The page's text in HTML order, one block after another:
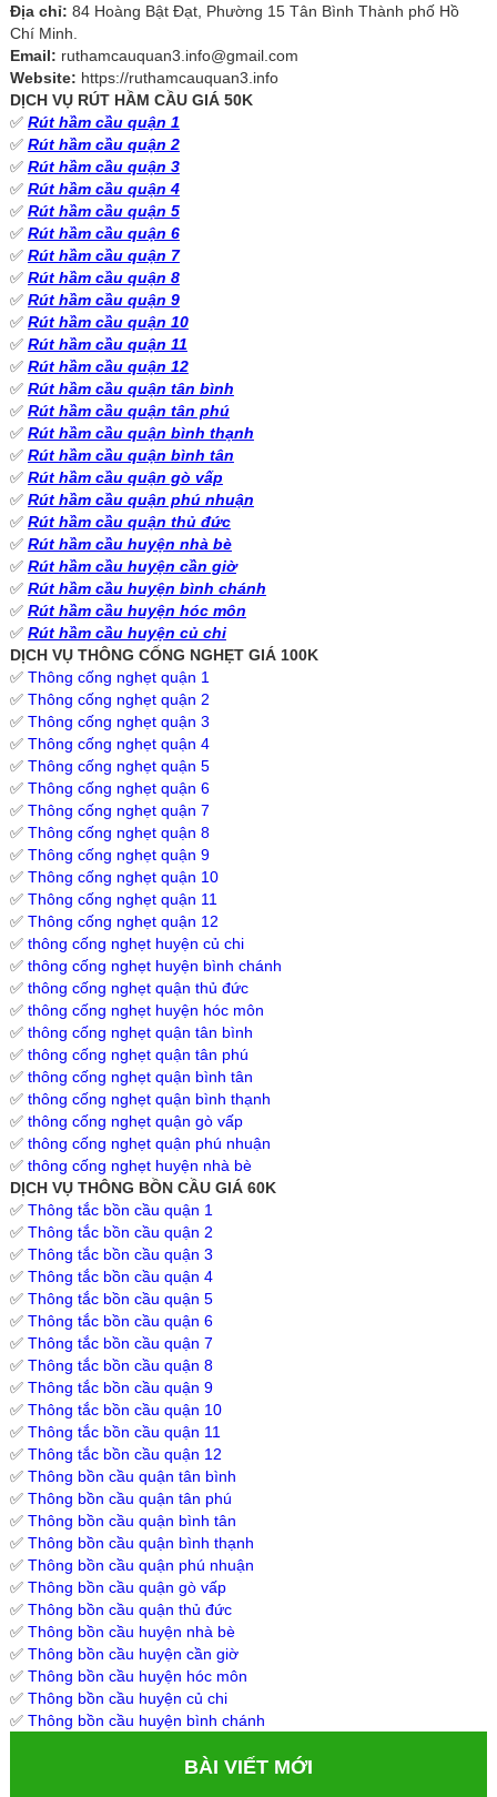
Địa chỉ: 84 Hoàng Bật Đạt, Phường 15 Tân Bình Thành phố Hồ
Chí Minh.
Email: ruthamcauquan3.info@gmail.com
Website: https://ruthamcauquan3.info
DỊCH VỤ RÚT HẦM CẦU GIÁ 50K
✅ Rút hầm cầu quận 1
✅ Rút hầm cầu quận 2
✅ Rút hầm cầu quận 3
✅ Rút hầm cầu quận 4
✅ Rút hầm cầu quận 5
✅ Rút hầm cầu quận 6
✅ Rút hầm cầu quận 7
✅ Rút hầm cầu quận 8
✅ Rút hầm cầu quận 9
✅ Rút hầm cầu quận 10
✅ Rút hầm cầu quận 11
✅ Rút hầm cầu quận 12
✅ Rút hầm cầu quận tân bình
✅ Rút hầm cầu quận tân phú
✅ Rút hầm cầu quận bình thạnh
✅ Rút hầm cầu quận bình tân
✅ Rút hầm cầu quận gò vấp
✅ Rút hầm cầu quận phú nhuận
✅ Rút hầm cầu quận thủ đức
✅ Rút hầm cầu huyện nhà bè
✅ Rút hầm cầu huyện cần giờ
✅ Rút hầm cầu huyện bình chánh
✅ Rút hầm cầu huyện hóc môn
✅ Rút hầm cầu huyện củ chi
DỊCH VỤ THÔNG CỐNG NGHẸT GIÁ 100K
✅ Thông cống nghẹt quận 1
✅ Thông cống nghẹt quận 2
✅ Thông cống nghẹt quận 3
✅ Thông cống nghẹt quận 4
✅ Thông cống nghẹt quận 5
✅ Thông cống nghẹt quận 6
✅ Thông cống nghẹt quận 7
✅ Thông cống nghẹt quận 8
✅ Thông cống nghẹt quận 9
✅ Thông cống nghẹt quận 10
✅ Thông cống nghẹt quận 11
✅ Thông cống nghẹt quận 12
✅ thông cống nghẹt huyện củ chi
✅ thông cống nghẹt huyện bình chánh
✅ thông cống nghẹt quận thủ đức
✅ thông cống nghẹt huyện hóc môn
✅ thông cống nghẹt quận tân bình
✅ thông cống nghẹt quận tân phú
✅ thông cống nghẹt quận bình tân
✅ thông cống nghẹt quận bình thạnh
✅ thông cống nghẹt quận gò vấp
✅ thông cống nghẹt quận phú nhuận
✅ thông cống nghẹt huyện nhà bè
DỊCH VỤ THÔNG BỒN CẦU GIÁ 60K
✅ Thông tắc bồn cầu quận 1
✅ Thông tắc bồn cầu quận 2
✅ Thông tắc bồn cầu quận 3
✅ Thông tắc bồn cầu quận 4
✅ Thông tắc bồn cầu quận 5
✅ Thông tắc bồn cầu quận 6
✅ Thông tắc bồn cầu quận 7
✅ Thông tắc bồn cầu quận 8
✅ Thông tắc bồn cầu quận 9
✅ Thông tắc bồn cầu quận 10
✅ Thông tắc bồn cầu quận 11
✅ Thông tắc bồn cầu quận 12
✅ Thông bồn cầu quận tân bình
✅ Thông bồn cầu quận tân phú
✅ Thông bồn cầu quận bình tân
✅ Thông bồn cầu quận bình thạnh
✅ Thông bồn cầu quận phú nhuận
✅ Thông bồn cầu quận gò vấp
✅ Thông bồn cầu quận thủ đức
✅ Thông bồn cầu huyện nhà bè
✅ Thông bồn cầu huyện cần giờ
✅ Thông bồn cầu huyện hóc môn
✅ Thông bồn cầu huyện củ chi
✅ Thông bồn cầu huyện bình chánh
BÀI VIẾT MỚI